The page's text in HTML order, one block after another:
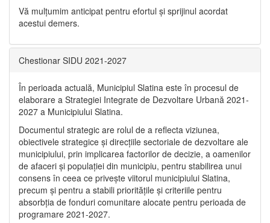
Vă mulţumim anticipat pentru efortul şi sprijinul acordat
acestui demers.
Chestionar SIDU 2021-2027
În perioada actuală, Municipiul Slatina este în procesul de
elaborare a Strategiei Integrate de Dezvoltare Urbană 2021‐
2027 a Municipiului Slatina.
Documentul strategic are rolul de a reflecta viziunea,
obiectivele strategice și direcțiile sectoriale de dezvoltare ale
municipiului, prin implicarea factorilor de decizie, a oamenilor
de afaceri și populației din municipiu, pentru stabilirea unui
consens în ceea ce privește viitorul municipiului Slatina,
precum și pentru a stabili prioritățile și criteriile pentru
absorbția de fonduri comunitare alocate pentru perioada de
programare 2021-2027.